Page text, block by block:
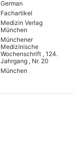
German
Fachartikel
Medizin Verlag
München
Münchener
Medizinische
Wochenschrift , 124.
Jahrgang , Nr. 20
München